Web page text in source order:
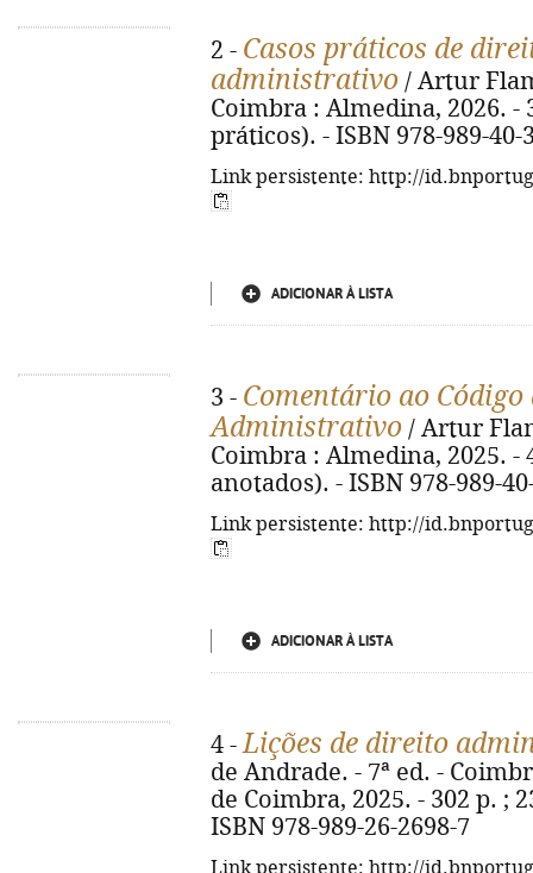
2 - Casos práticos de
administrativo / Artur
Coimbra : Almedina, 2026. -
práticos). - ISBN 978-989-40-
Link persistente: http://
ADICIONAR À LISTA
3 - Comentário ao
Administrativo / Artur
Coimbra : Almedina, 2025. -
anotados). - ISBN 978-989-
Link persistente: http://
ADICIONAR À LISTA
4 -Lições de direito
de Andrade. - 7ª ed. -
de Coimbra, 2025. - 302 p. ;
ISBN 978-989-26-2698-7
Link persistente: http://